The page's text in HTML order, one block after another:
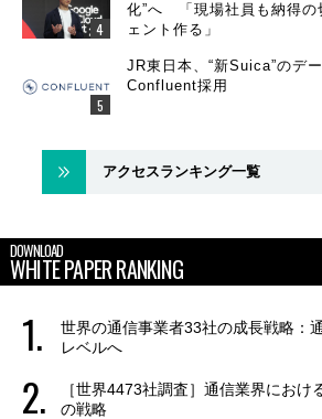
化”へ 「現場社員も納得の
ェント作る」
JR東日本、“新Suica”のデ
Confluent採用
アクセスランキング一覧
DOWNLOAD
WHITE PAPER RANKING
世界の通信事業者33社の成長戦略：
レベルへ
［世界4473社調査］通信業界におけ
の戦略